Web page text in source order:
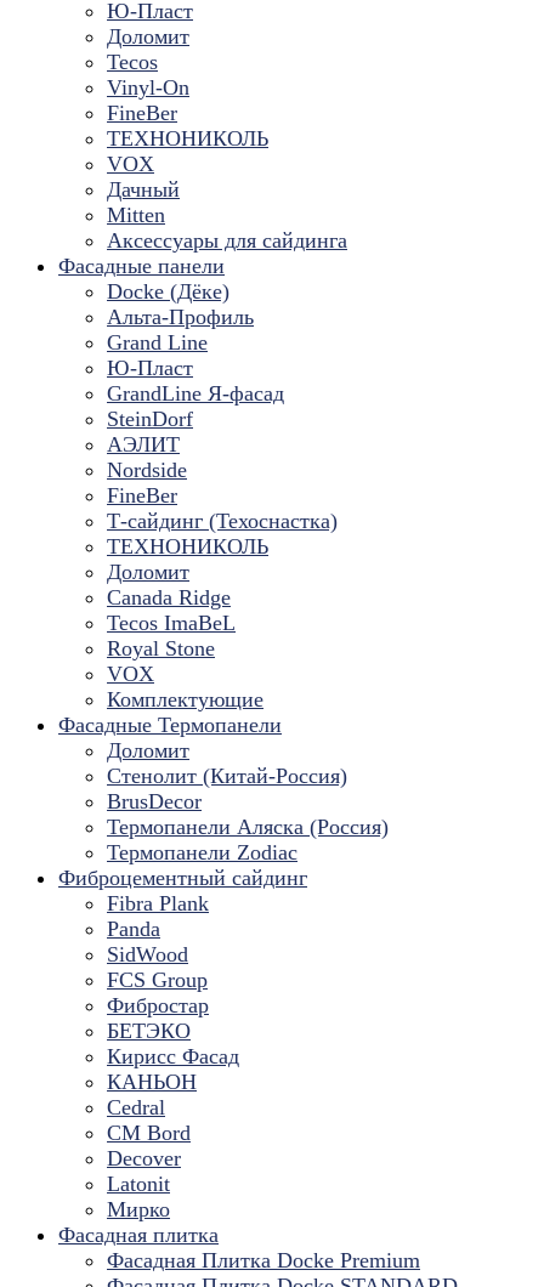
Ю-Пласт
Доломит
Tecos
Vinyl-On
FineBer
ТЕХНОНИКОЛЬ
VOX
Дачный
Mitten
Аксессуары для сайдинга
Фасадные панели
Docke (Дёке)
Альта-Профиль
Grand Line
Ю-Пласт
GrandLine Я-фасад
SteinDorf
АЭЛИТ
Nordside
FineBer
Т-сайдинг (Техоснастка)
ТЕХНОНИКОЛЬ
Доломит
Canada Ridge
Tecos ImaBeL
Royal Stone
VOX
Комплектующие
Фасадные Термопанели
Доломит
Стенолит (Китай-Россия)
BrusDecor
Термопанели Аляска (Россия)
Термопанели Zodiac
Фиброцементный сайдинг
Fibra Plank
Panda
SidWood
FCS Group
Фибростар
БЕТЭКО
Кирисс Фасад
КАНЬОН
Cedral
CM Bord
Decover
Latonit
Мирко
Фасадная плитка
Фасадная Плитка Docke Premium